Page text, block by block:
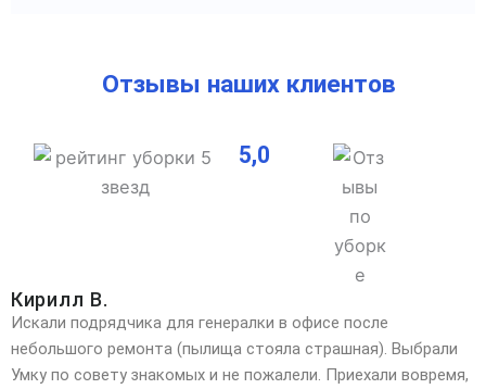
Отзывы наших клиентов
5,0
Кирилл В.
Искали подрядчика для генералки в офисе после
небольшого ремонта (пылища стояла страшная). Выбрали
Умку по совету знакомых и не пожалели. Приехали вовремя,